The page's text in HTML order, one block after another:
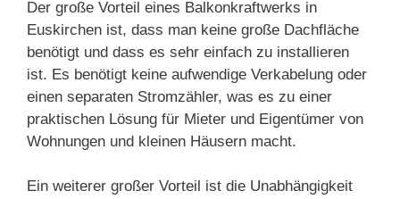
Der große Vorteil eines Balkonkraftwerks in
Euskirchen ist, dass man keine große Dachfläche
benötigt und dass es sehr einfach zu installieren
ist. Es benötigt keine aufwendige Verkabelung oder
einen separaten Stromzähler, was es zu einer
praktischen Lösung für Mieter und Eigentümer von
Wohnungen und kleinen Häusern macht.
Ein weiterer großer Vorteil ist die Unabhängigkeit